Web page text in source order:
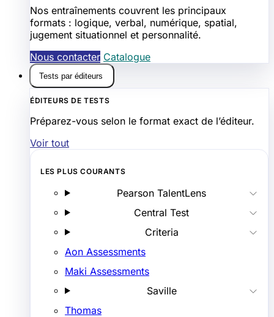
Nos entraînements couvrent les principaux
formats : logique, verbal, numérique, spatial,
jugement situationnel et personnalité.
Nous contacter Catalogue
Tests par éditeurs
ÉDITEURS DE TESTS
Préparez-vous selon le format exact de l’éditeur.
Voir tout
LES PLUS COURANTS
Pearson TalentLens
Central Test
Criteria
Aon Assessments
Maki Assessments
Saville
Thomas